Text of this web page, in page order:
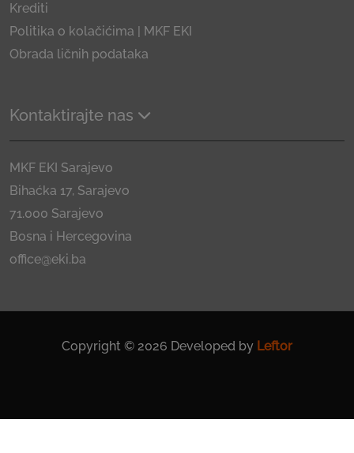
Krediti
Politika o kolačićima | MKF EKI
Obrada ličnih podataka
Kontaktirajte nas
MKF EKI Sarajevo
Bihaćka 17, Sarajevo
71.000 Sarajevo
Bosna i Hercegovina
office@eki.ba
Copyright © 2026 Developed by Leftor